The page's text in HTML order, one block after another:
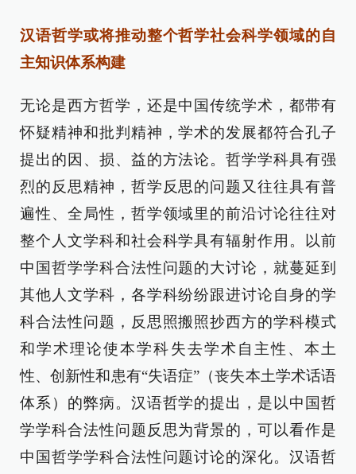
汉语哲学或将推动整个哲学社会科学领域的自
主知识体系构建
无论是西方哲学，还是中国传统学术，都带有
怀疑精神和批判精神，学术的发展都符合孔子
提出的因、损、益的方法论。哲学学科具有强
烈的反思精神，哲学反思的问题又往往具有普
遍性、全局性，哲学领域里的前沿讨论往往对
整个人文学科和社会科学具有辐射作用。以前
中国哲学学科合法性问题的大讨论，就蔓延到
其他人文学科，各学科纷纷跟进讨论自身的学
科合法性问题，反思照搬照抄西方的学科模式
和学术理论使本学科失去学术自主性、本土
性、创新性和患有“失语症”（丧失本土学术话语
体系）的弊病。汉语哲学的提出，是以中国哲
学学科合法性问题反思为背景的，可以看作是
中国哲学学科合法性问题讨论的深化。汉语哲